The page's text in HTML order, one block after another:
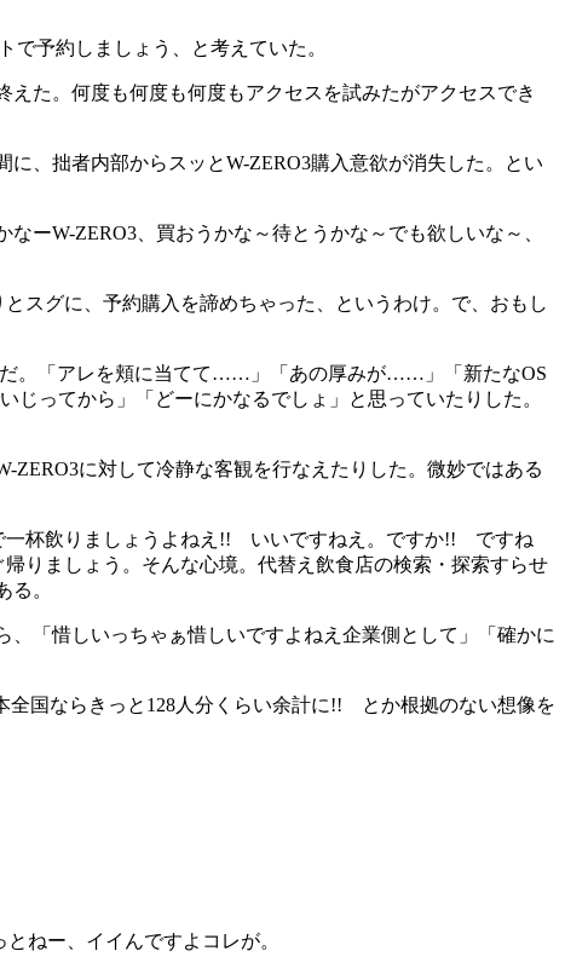
で予約しましょう、と考えていた。
た。何度も何度も何度もアクセスを試みたがアクセスでき
、拙者内部からスッとW-ZERO3購入意欲が消失した。とい
ーW-ZERO3、買おうかな～待とうかな～でも欲しいな～、
グに、予約購入を諦めちゃった、というわけ。で、おもし
だ。「アレを頬に当てて……」「あの厚みが……」「新たなOS
ってから」「どーにかなるでしょ」と思っていたりした。
に対して冷静な客観を行なえたりした。微妙ではある
一杯飲りましょうよねえ!! いいですねえ。ですか!! ですね
ましょう。そんな心境。代替え飲食店の検索・探索すらせ
。
「惜しいっちゃぁ惜しいですよねえ企業側として」「確かに
国ならきっと128人分くらい余計に!! とか根拠のない想像を
ねー、イイんですよコレが。